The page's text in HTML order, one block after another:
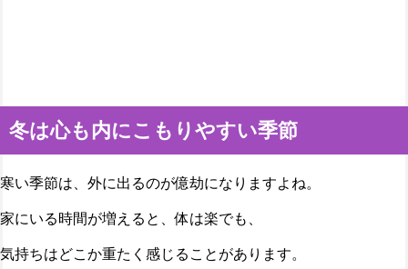
冬は心も内にこもりやすい季節
寒い季節は、外に出るのが億劫になりますよね。
家にいる時間が増えると、体は楽でも、
気持ちはどこか重たく感じることがあります。